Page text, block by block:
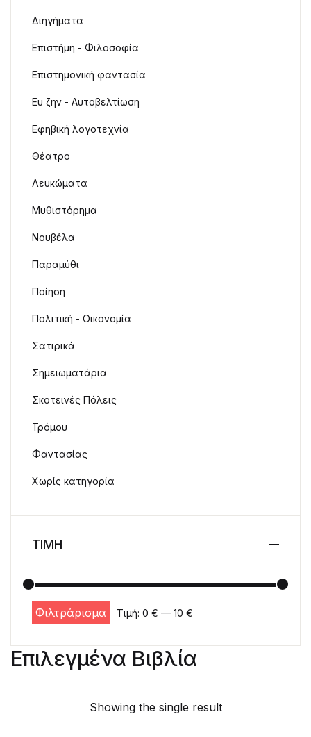
Επιλεγμένα Βιβλία
Showing the single result
Διηγήματα
Επιστήμη - Φιλοσοφία
Επιστημονική φαντασία
Ευ ζην - Αυτοβελτίωση
Εφηβική λογοτεχνία
Θέατρο
Λευκώματα
Μυθιστόρημα
Νουβέλα
Παραμύθι
Ποίηση
Πολιτική - Οικονομία
Σατιρικά
Σημειωματάρια
Σκοτεινές Πόλεις
Τρόμου
Φαντασίας
Χωρίς κατηγορία
ΤΙΜΗ
Ελάχιστη τιμή
Μέγιστη τιμή
Φιλτράρισμα Τιμή: 0 € — 10 €